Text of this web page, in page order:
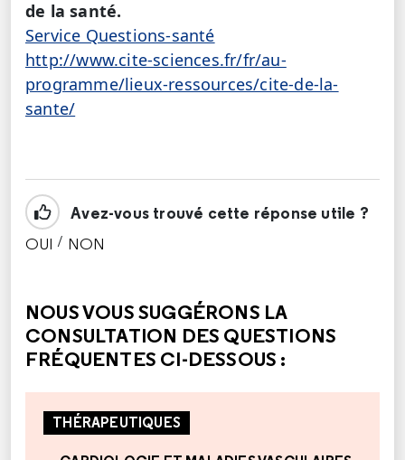
de la santé.
Service Questions-santé
http://www.cite-sciences.fr/fr/au-
programme/lieux-ressources/cite-de-la-
sante/
Avez-vous trouvé cette réponse utile ?
OUI / NON
NOUS VOUS SUGGÉRONS LA
CONSULTATION DES QUESTIONS
FRÉQUENTES CI-DESSOUS :
THÉRAPEUTIQUES